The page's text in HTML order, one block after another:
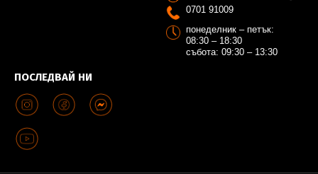
ПОСЛЕДВАЙ НИ
0701 91009
понеделник – петък:
08:30 – 18:30
събота: 09:30 – 13:30